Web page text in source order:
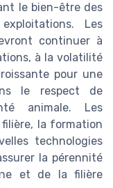
le bien-être des
Les
continuer à
à la volatilité
pour une
le respect de
animale. Les
la formation
technologies
la pérennité
et de la filière